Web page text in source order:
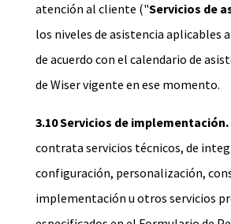
atención al cliente ("Servicios de
los niveles de asistencia aplicables
de acuerdo con el calendario de
de Wiser vigente en ese momento.
3.10 Servicios de implementación.
contrata servicios técnicos, de
configuración, personalización,
implementación u otros servicios